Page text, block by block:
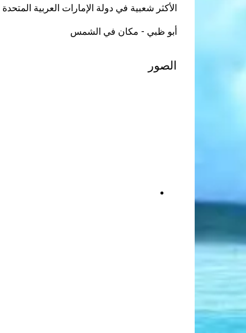
الأكثر شعبية في دولة الإمارات العربية
أبو ظبي - مكان في الشمس
الصور